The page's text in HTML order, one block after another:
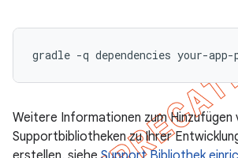
Weitere Informationen zum Hinzufügen
Supportbibliotheken zu Ihrer